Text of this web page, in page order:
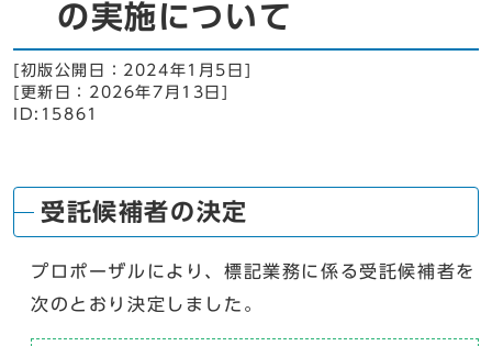
の実施について
[初版公開日： 2024年1月5日
[更新日： 2026年7月13日
ID:15861
受託候補者の決定
プロポーザルにより、標記業務に係る受託候補者を
次のとおり決定しました。